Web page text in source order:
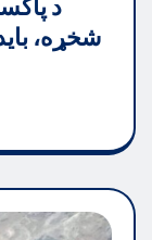
د
شخړه،